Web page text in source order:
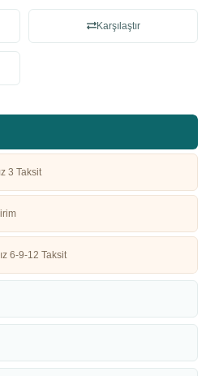
Karşılaştır
3 Taksit
6-9-12 Taksit